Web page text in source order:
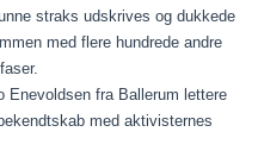
straks udskrives og dukkede
med flere hundrede andre
Enevoldsen fra Ballerum lettere
med aktivisternes